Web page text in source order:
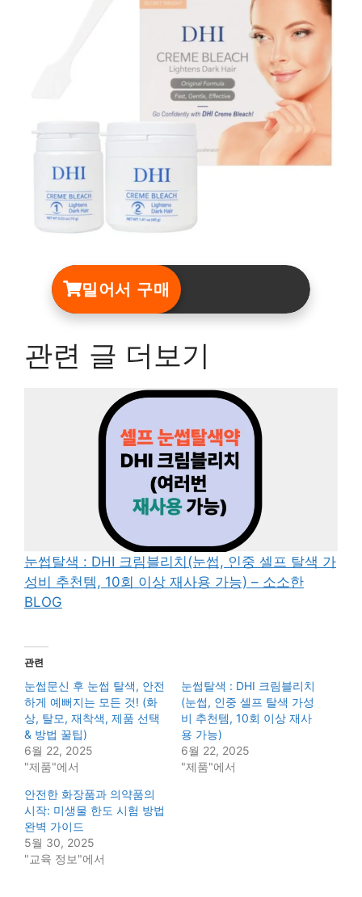
밀어서 구매
관련 글 더보기
눈썹탈색 : DHI 크림블리치(눈썹, 인중 셀프 탈색 가
성비 추천템, 10회 이상 재사용 가능) – 소소한
BLOG
관련
눈썹문신 후 눈썹 탈색, 안전
하게 예뻐지는 모든 것! (화
상, 탈모, 재착색, 제품 선택
& 방법 꿀팁)
6월 22, 2025
"제품"에서
눈썹탈색 : DHI 크림블리치
(눈썹, 인중 셀프 탈색 가성
비 추천템, 10회 이상 재사
용 가능)
6월 22, 2025
"제품"에서
안전한 화장품과 의약품의
시작: 미생물 한도 시험 방법
완벽 가이드
5월 30, 2025
"교육 정보"에서